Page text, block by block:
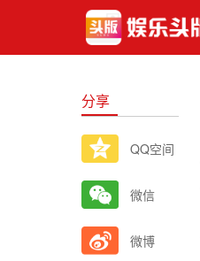
分享
QQ空间
微信
微博